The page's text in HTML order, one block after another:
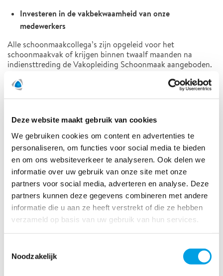
Deze website maakt gebruik van cookies
We gebruiken cookies om content en advertenties te
personaliseren, om functies voor social media te bieden
en om ons websiteverkeer te analyseren. Ook delen we
informatie over uw gebruik van onze site met onze
partners voor social media, adverteren en analyse. Deze
partners kunnen deze gegevens combineren met andere
informatie die u aan ze heeft verstrekt of die ze hebben
verzameld op basis van uw gebruik van hun services.
Noodzakelijk
Investeren in de vakbekwaamheid van onze
medewerkers
Alle schoonmaakcollega’s zijn opgeleid voor het
schoonmaakvak of krijgen binnen twaalf maanden na
indiensttreding de Vakopleiding Schoonmaak aangeboden.
maken van de talloze mogelijkheden die de branche biedt
We maken samen met de opdrachtgever afspraken over
regelmatige communicatie over het contract.
De Code Verantwoordelijk Marktgedrag hebben
ondertekend
In deze code is vastgelegd dat bij inkoop de kwaliteit van
het schoonmaakwerk en goede arbeidsomstandigheden
leidend zijn. Zo dragen we samen met de opdrachtgever bij
aan een duurzame marktwerking en medewerkers die met
plezier hun werk doen.
De juiste verzekeringen hebben, dus geen gedoe bij